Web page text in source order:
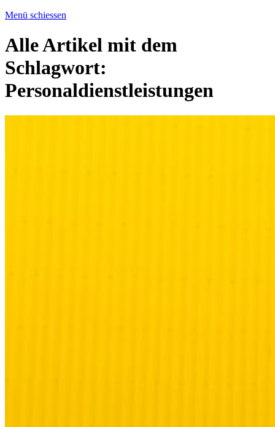
Menü schiessen
Alle Artikel mit dem
Schlagwort:
Personaldienstleistungen